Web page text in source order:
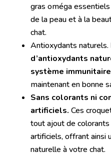
gras oméga
de la peau et à la
chat.
Antioxydants naturels.
d’antioxydants
système
maintenant en bonne
Sans colorants ni
artificiels. Ces
tout ajout de
artificiels, offrant ainsi
naturelle à votre chat.